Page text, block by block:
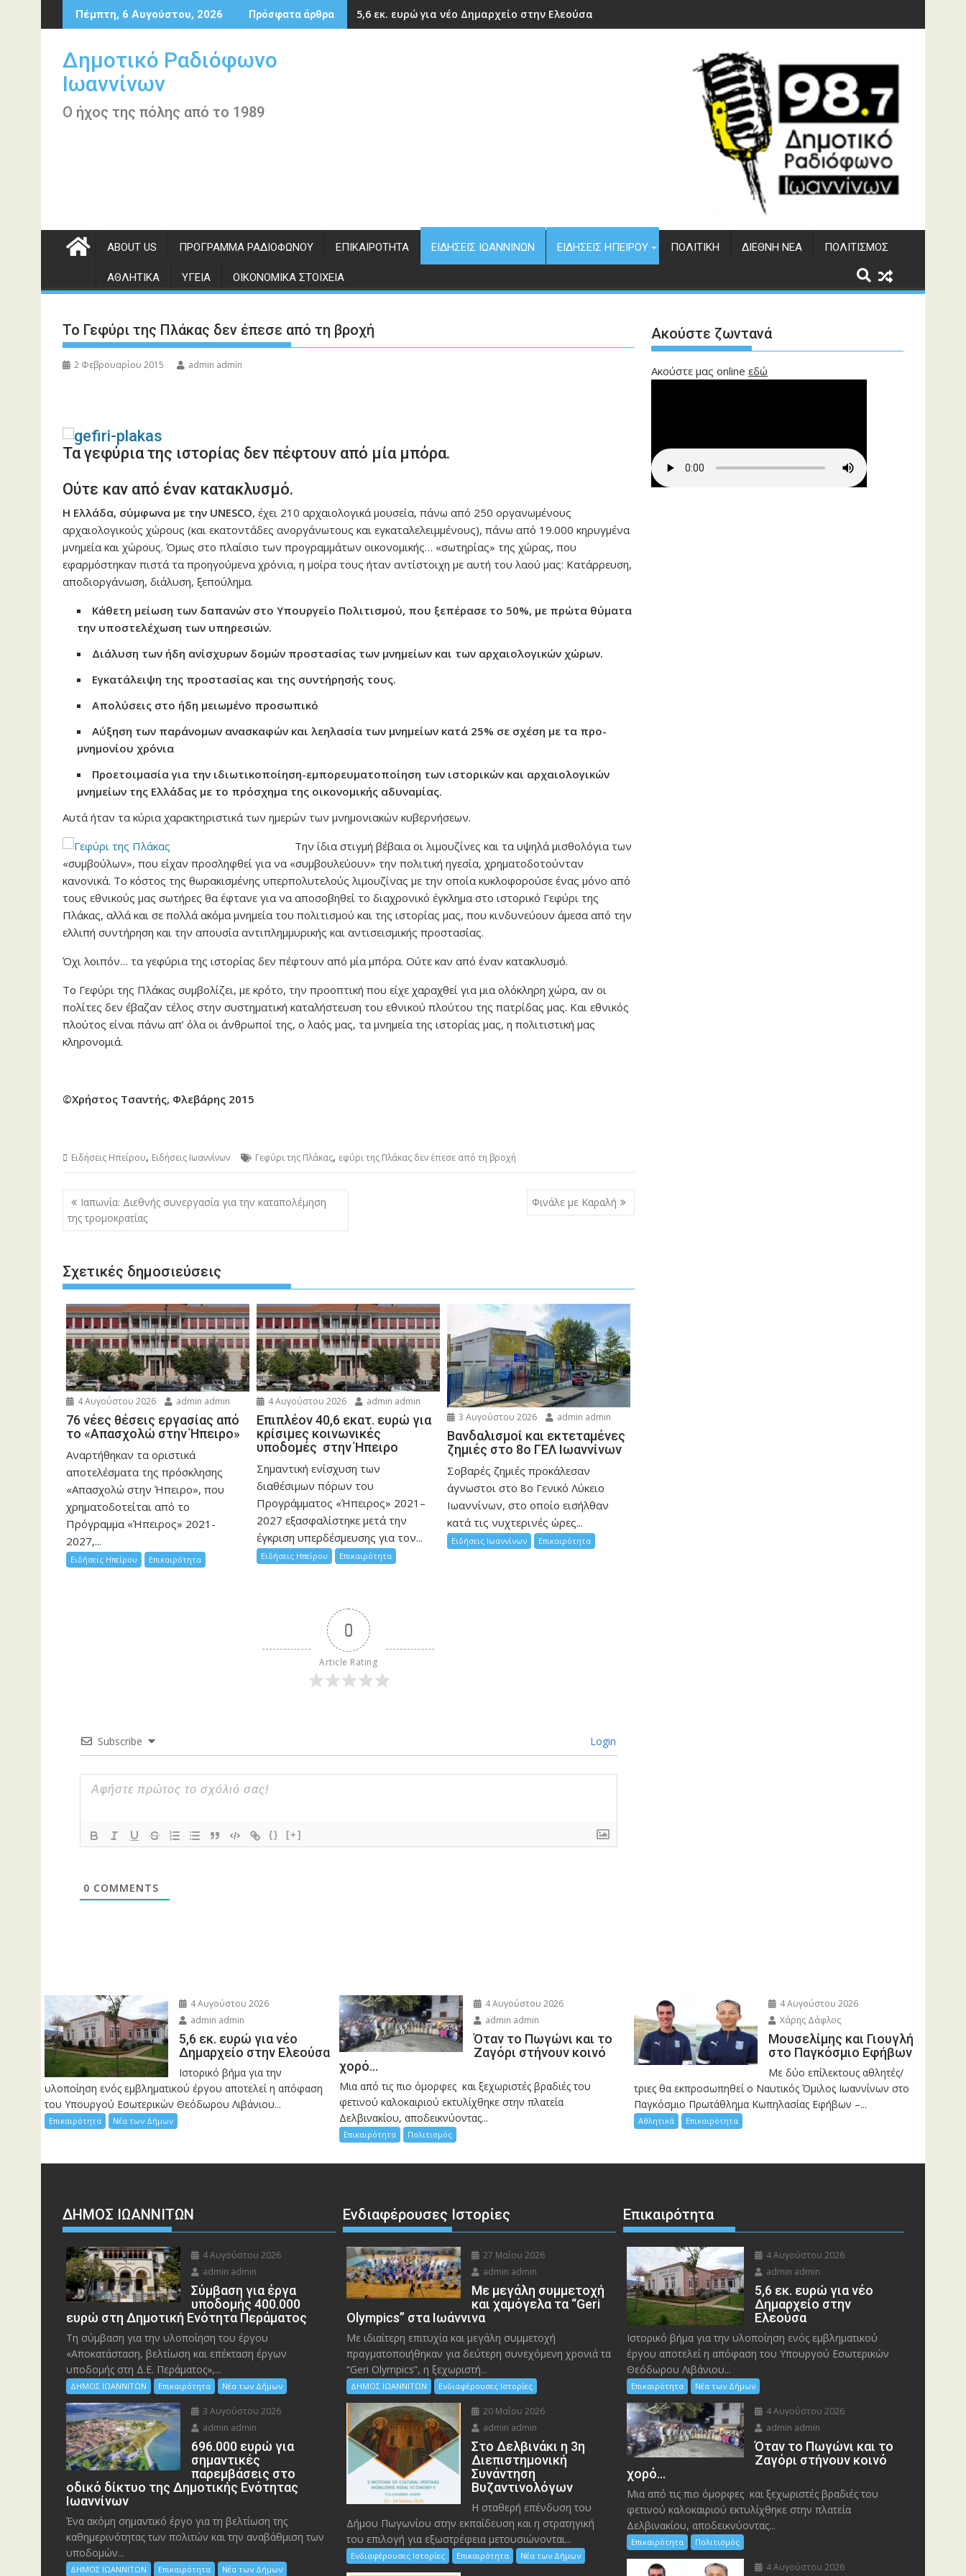
Περάστε
στο
Πέμπτη, 6 Αυγούστου, 2026 Πρόσφατα άρθρα 5,6 εκ. ευρώ για νέο Δημαρχείο στην Ελεούσα
Δημοτικό Ραδιόφωνο
Ιωαννίνων
Ο ήχος της πόλης από το 1989
ABOUT US ΠΡΌΓΡΑΜΜΑ ΡΑΔΙΟΦΏΝΟΥ ΕΠΙΚΑΙΡΌΤΗΤΑ ΕΙΔΉΣΕΙΣ ΙΩΑΝΝΊΝΩΝ ΕΙΔΉΣΕΙΣ ΗΠΕΊΡΟΥ ΠΟΛΙΤΙΚΉ ΔΙΕΘΝΉ ΝΈΑ ΠΟΛΙΤΙΣΜΌΣ
ΑΘΛΗΤΙΚΆ ΥΓΕΊΑ ΟΙΚΟΝΟΜΙΚΆ ΣΤΟΙΧΕΊΑ
Το Γεφύρι της Πλάκας δεν έπεσε από τη βροχή
2 Φεβρουαρίου 2015 admin admin
Τα γεφύρια της ιστορίας δεν πέφτουν από μία μπόρα.
Ούτε καν από έναν κατακλυσμό.
Η Ελλάδα, σύμφωνα με την UNESCO, έχει 210 αρχαιολογικά μουσεία, πάνω από 250 οργανωμένους
αρχαιολογικούς χώρους (και εκατοντάδες ανοργάνωτους και εγκαταλελειμμένους), πάνω από 19.000 κηρυγμένα
μνημεία και χώρους. Όμως στο πλαίσιο των προγραμμάτων οικονομικής… «σωτηρίας» της χώρας, που
εφαρμόστηκαν πιστά τα προηγούμενα χρόνια, η μοίρα τους ήταν αντίστοιχη με αυτή του λαού μας: Κατάρρευση,
αποδιοργάνωση, διάλυση, ξεπούλημα.
Κάθετη μείωση των δαπανών στο Υπουργείο Πολιτισμού, που ξεπέρασε το 50%, με πρώτα θύματα
την υποστελέχωση των υπηρεσιών.
Διάλυση των ήδη ανίσχυρων δομών προστασίας των μνημείων και των αρχαιολογικών χώρων.
Εγκατάλειψη της προστασίας και της συντήρησής τους.
Απολύσεις στο ήδη μειωμένο προσωπικό
Αύξηση των παράνομων ανασκαφών και λεηλασία των μνημείων κατά 25% σε σχέση με τα προ-
μνημονίου χρόνια
Προετοιμασία για την ιδιωτικοποίηση-εμπορευματοποίηση των ιστορικών και αρχαιολογικών
μνημείων της Ελλάδας με το πρόσχημα της οικονομικής αδυναμίας.
Αυτά ήταν τα κύρια χαρακτηριστικά των ημερών των μνημονιακών κυβερνήσεων.
Την ίδια στιγμή βέβαια οι λιμουζίνες και τα υψηλά μισθολόγια των
«συμβούλων», που είχαν προσληφθεί για να «συμβουλεύουν» την πολιτική ηγεσία, χρηματοδοτούνταν
κανονικά. Το κόστος της θωρακισμένης υπερπολυτελούς λιμουζίνας με την οποία κυκλοφορούσε ένας μόνο από
τους εθνικούς μας σωτήρες θα έφτανε για να αποσοβηθεί το διαχρονικό έγκλημα στο ιστορικό Γεφύρι της
Πλάκας, αλλά και σε πολλά ακόμα μνημεία του πολιτισμού και της ιστορίας μας, που κινδυνεύουν άμεσα από την
ελλιπή συντήρηση και την απουσία αντιπλημμυρικής και αντισεισμικής προστασίας.
Όχι λοιπόν… τα γεφύρια της ιστορίας δεν πέφτουν από μία μπόρα. Ούτε καν από έναν κατακλυσμό.
Το Γεφύρι της Πλάκας συμβολίζει, με κρότο, την προοπτική που είχε χαραχθεί για μια ολόκληρη χώρα, αν οι
πολίτες δεν έβαζαν τέλος στην συστηματική καταλήστευση του εθνικού πλούτου της πατρίδας μας. Και εθνικός
πλούτος είναι πάνω απ’ όλα οι άνθρωποί της, ο λαός μας, τα μνημεία της ιστορίας μας, η πολιτιστική μας
κληρονομιά.
©Χρήστος Τσαντής, Φλεβάρης 2015
Ειδήσεις Ηπείρου, Ειδήσεις Ιωαννίνων Γεφύρι της Πλάκας, εφύρι της Πλάκας δεν έπεσε από τη βροχή
Πλοήγηση
άρθρων
Ιαπωνία: Διεθνής συνεργασία για την καταπολέμηση
της τρομοκρατίας
Φινάλε με Καραλή
Σχετικές δημοσιεύσεις
4 Αυγούστου 2026 admin admin
76 νέες θέσεις εργασίας από
το «Απασχολώ στην Ήπειρο»
Αναρτήθηκαν τα οριστικά
αποτελέσματα της πρόσκλησης
«Απασχολώ στην Ήπειρο», που
χρηματοδοτείται από το
Πρόγραμμα «Ήπειρος» 2021-
2027,...
Ειδήσεις Ηπείρου Επικαιρότητα
4 Αυγούστου 2026 admin admin
Επιπλέον 40,6 εκατ. ευρώ για
κρίσιμες κοινωνικές
υποδομές στην Ήπειρο
Σημαντική ενίσχυση των
διαθέσιμων πόρων του
Προγράμματος «Ήπειρος» 2021–
2027 εξασφαλίστηκε μετά την
έγκριση υπερδέσμευσης για τον...
Ειδήσεις Ηπείρου Επικαιρότητα
3 Αυγούστου 2026 admin admin
Βανδαλισμοί και εκτεταμένες
ζημιές στο 8ο ΓΕΛ Ιωαννίνων
Σοβαρές ζημιές προκάλεσαν
άγνωστοι στο 8ο Γενικό Λύκειο
Ιωαννίνων, στο οποίο εισήλθαν
κατά τις νυχτερινές ώρες...
Ειδήσεις Ιωαννίνων Επικαιρότητα
0
Article Rating
Subscribe Login
{} [+]
0 COMMENTS
Ακούστε ζωντανά
Ακούστε μας online εδώ
4 Αυγούστου 2026
admin admin
5,6 εκ. ευρώ για νέο
Δημαρχείο στην Ελεούσα
Ιστορικό βήμα για την
υλοποίηση ενός εμβληματικού έργου αποτελεί η απόφαση
του Υπουργού Εσωτερικών Θεόδωρου Λιβάνιου...
Επικαιρότητα Νέα των Δήμων
4 Αυγούστου 2026
admin admin
Όταν το Πωγώνι και το
Ζαγόρι στήνουν κοινό
χορό…
Μια από τις πιο όμορφες και ξεχωριστές βραδιές του
φετινού καλοκαιριού εκτυλίχθηκε στην πλατεία
Δελβινακίου, αποδεικνύοντας...
Επικαιρότητα Πολιτισμός
4 Αυγούστου 2026
Χάρης Δάφλος
Μουσελίμης και Γιουγλή
στο Παγκόσμιο Εφήβων
Mε δύο επίλεκτους αθλητές/
τριες θα εκπροσωπηθεί ο Ναυτικός Όμιλος Ιωαννίνων στο
Παγκόσμιο Πρωτάθλημα Κωπηλασίας Εφήβων –...
Αθλητικά Επικαιρότητα
ΔΗΜΟΣ ΙΩΑΝΝΙΤΩΝ
4 Αυγούστου 2026
admin admin
Σύμβαση για έργα
υποδομής 400.000
ευρώ στη Δημοτική Ενότητα Περάματος
Τη σύμβαση για την υλοποίηση του έργου
«Αποκατάσταση, βελτίωση και επέκταση έργων
υποδομής στη Δ.Ε. Περάματος»,...
ΔΗΜΟΣ ΙΩΑΝΝΙΤΩΝ Επικαιρότητα Νέα των Δήμων
3 Αυγούστου 2026
admin admin
696.000 ευρώ για
σημαντικές
παρεμβάσεις στο
οδικό δίκτυο της Δημοτικής Ενότητας
Ιωαννίνων
Ένα ακόμη σημαντικό έργο για τη βελτίωση της
καθημερινότητας των πολιτών και την αναβάθμιση των
υποδομών...
ΔΗΜΟΣ ΙΩΑΝΝΙΤΩΝ Επικαιρότητα Νέα των Δήμων
Ενδιαφέρουσες Ιστορίες
27 Μαΐου 2026
admin admin
Με μεγάλη συμμετοχή
και χαμόγελα τα “Geri
Olympics” στα Ιωάννινα
Με ιδιαίτερη επιτυχία και μεγάλη συμμετοχή
πραγματοποιήθηκαν για δεύτερη συνεχόμενη χρονιά τα
“Geri Olympics”, η ξεχωριστή...
ΔΗΜΟΣ ΙΩΑΝΝΙΤΩΝ Ενδιαφέρουσες Ιστορίες
20 Μαΐου 2026
admin admin
Στο Δελβινάκι η 3η
Διεπιστημονική
Συνάντηση
Βυζαντινολόγων
Η σταθερή επένδυση του
Δήμου Πωγωνίου στην εκπαίδευση και η στρατηγική
του επιλογή για εξωστρέφεια μετουσιώνονται...
Ενδιαφέρουσες Ιστορίες Επικαιρότητα Νέα των Δήμων
Επικαιρότητα
4 Αυγούστου 2026
admin admin
5,6 εκ. ευρώ για νέο
Δημαρχείο στην
Ελεούσα
Ιστορικό βήμα για την υλοποίηση ενός εμβληματικού
έργου αποτελεί η απόφαση του Υπουργού Εσωτερικών
Θεόδωρου Λιβάνιου...
Επικαιρότητα Νέα των Δήμων
4 Αυγούστου 2026
admin admin
Όταν το Πωγώνι και το
Ζαγόρι στήνουν κοινό
χορό…
Μια από τις πιο όμορφες και ξεχωριστές βραδιές του
φετινού καλοκαιριού εκτυλίχθηκε στην πλατεία
Δελβινακίου, αποδεικνύοντας...
Επικαιρότητα Πολιτισμός
4 Αυγούστου 2026